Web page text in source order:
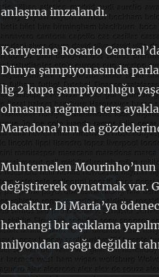
anlaşma imzalandı.
Kariyerine Rosario
Dünya şampiyonasında
lig 2 kupa şampiyonluğu
olmasına rağmen ters
Maradona’nın da
Muhtemelen Mourinho’nun
değiştirerek oynatmak var.
olacaktır. Di Maria’ya
herhangi bir açıklama
milyondan aşağı değildir